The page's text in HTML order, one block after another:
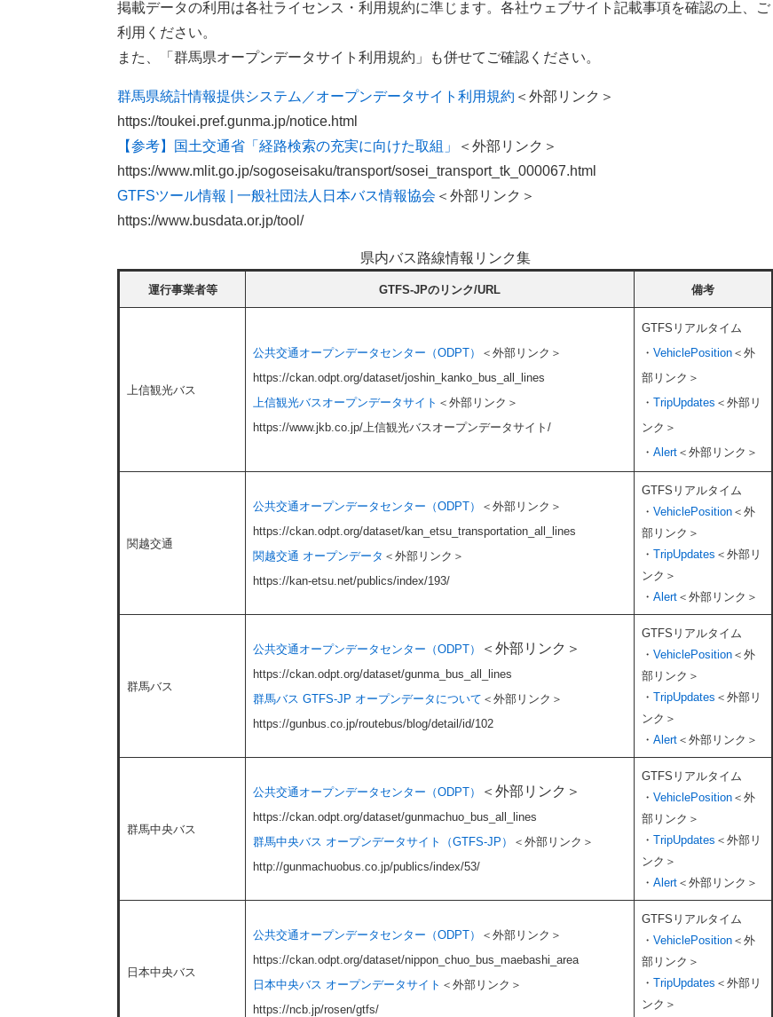
掲載データの利用は各社ライセンス・利用規約に準じます。各社ウェブサイト記載事項を確認の上、ご
利用ください。
また、「群馬県オープンデータサイト利用規約」も併せてご確認ください。
群馬県統計情報提供システム／オープンデータサイト利用規約 ＜外部リンク＞
https://toukei.pref.gunma.jp/notice.html
【参考】国土交通省「経路検索の充実に向けた取組」
＜外部リンク＞
https://www.mlit.go.jp/sogoseisaku/transport/sosei_transport_tk_000067.html
GTFSツール情報 | 一般社団法人日本バス情報協会 ＜外部リンク＞
https://www.busdata.or.jp/tool/
県内バス路線情報リンク集
運行事業者等 GTFS-JPのリンク/URL 備考
上信観光バス
​公共交通オープンデータセンター（ODPT）
＜外部リンク＞
https://ckan.odpt.org/dataset/joshin_kanko_bus_all_lines
上信観光バスオープンデータサイト ＜外部リンク＞
https://www.jkb.co.jp/上信観光バスオープンデータサイト/
GTFSリアルタイム
・ VehiclePosition ＜外
部リンク＞
・​ TripUpdates​ ＜外部リ
ンク＞
​​・ Alert​ ＜外部リンク＞
関越交通
公共交通オープンデータセンター（ODPT）
＜外部リンク＞
https://ckan.odpt.org/dataset/kan_etsu_transportation_all_lines​
関越交通 オープンデータ ＜外部リンク＞
https://kan-etsu.net/publics/index/193/
GTFSリアルタイム
・​ VehiclePosition ＜外
部リンク＞
・​ TripUpdates​ ＜外部リ
ンク＞
・​ Alert​ ＜外部リンク＞
群馬バス
公共交通オープンデータセンター（ODPT） ＜外部リンク＞
https://ckan.odpt.org/dataset/gunma_bus_all_lines​
群馬バス GTFS-JP オープンデータについて ＜外部リンク＞
https://gunbus.co.jp/routebus/blog/detail/id/102
GTFSリアルタイム
・​ VehiclePosition ＜外
部リンク＞
・​ TripUpdates​ ＜外部リ
ンク＞
・​ Alert​ ＜外部リンク＞
群馬中央バス
公共交通オープンデータセンター（ODPT） ＜外部リンク＞
https://ckan.odpt.org/dataset/gunmachuo_bus_all_lines
群馬中央バス オープンデータサイト（GTFS-JP）
＜外部リンク＞
http://gunmachuobus.co.jp/publics/index/53/
GTFSリアルタイム
・​ VehiclePosition ＜外
部リンク＞
・​ TripUpdates​ ＜外部リ
ンク＞
・​ Alert​ ＜外部リンク＞
日本中央バス
公共交通オープンデータセンター（ODPT）
＜外部リンク＞
https://ckan.odpt.org/dataset/nippon_chuo_bus_maebashi_area
日本中央バス オープンデータサイト ＜外部リンク＞
https://ncb.jp/rosen/gtfs/
GTFSリアルタイム
・​ VehiclePosition ＜外
部リンク＞
・​ TripUpdates​ ＜外部リ
ンク＞